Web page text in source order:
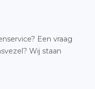
Een vraag
Wij staan